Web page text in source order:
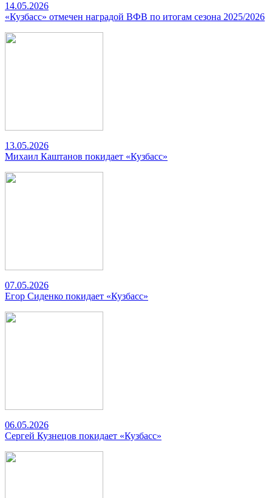
14.05.2026
«Кузбасс» отмечен наградой ВФВ по итогам сезона 2025/2026
13.05.2026
Михаил Каштанов покидает «Кузбасс»
07.05.2026
Егор Сиденко покидает «Кузбасс»
06.05.2026
Сергей Кузнецов покидает «Кузбасс»